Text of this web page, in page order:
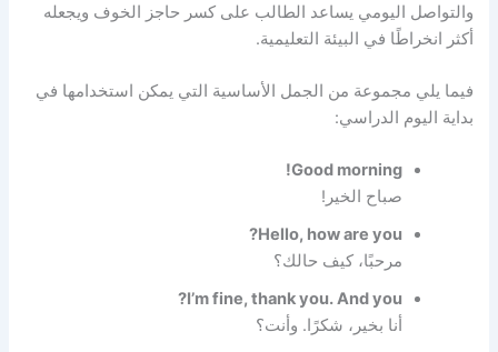
والتواصل اليومي يساعد الطالب على كسر حاجز الخوف ويجعله
أكثر انخراطًا في البيئة التعليمية.
فيما يلي مجموعة من الجمل الأساسية التي يمكن استخدامها في
بداية اليوم الدراسي:
Good morning!
صباح الخير!
Hello, how are you?
مرحبًا، كيف حالك؟
I’m fine, thank you. And you?
أنا بخير، شكرًا. وأنت؟